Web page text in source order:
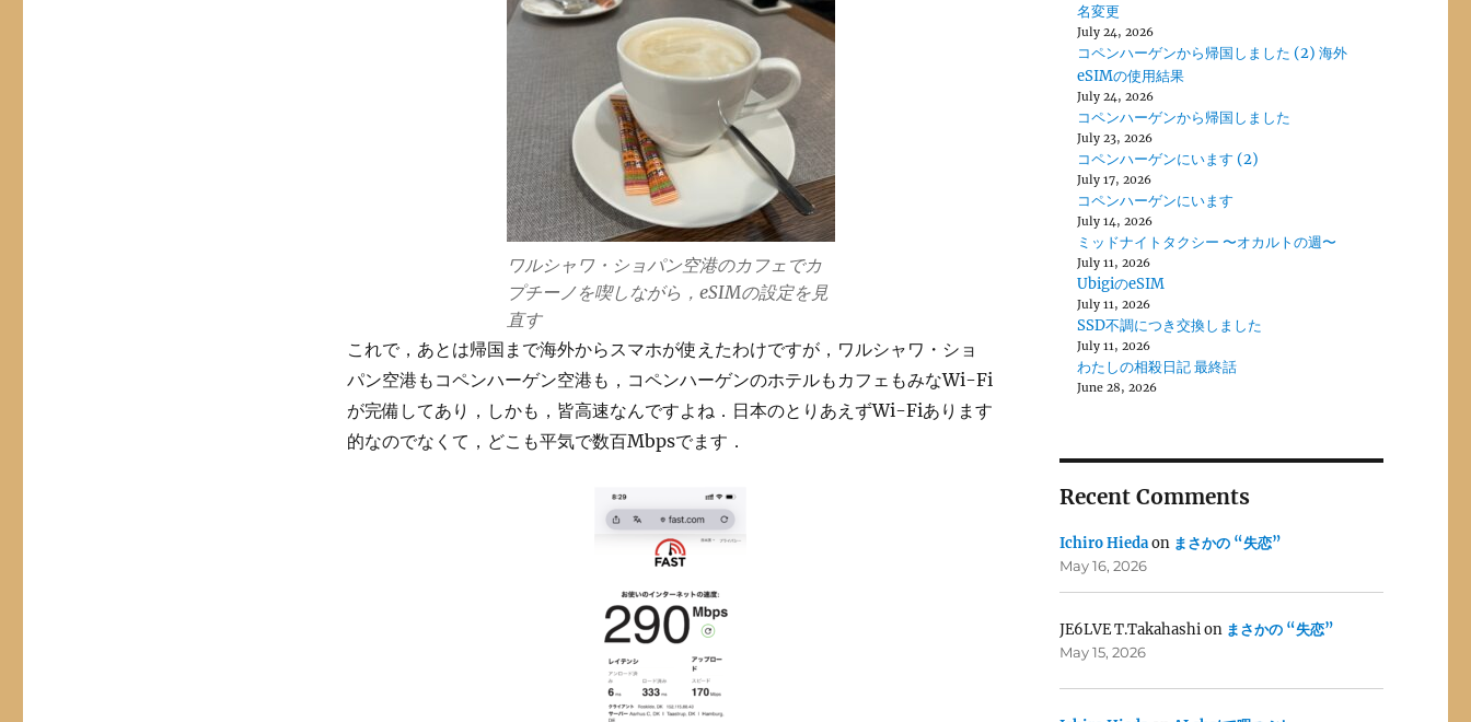
ワルシャワ・ショパン空港のカフェでカ
プチーノを喫しながら，eSIMの設定を見
直す
これで，あとは帰国まで海外からスマホが使えたわけですが，ワルシャワ・ショ
パン空港もコペンハーゲン空港も，コペンハーゲンのホテルもカフェもみなWi-Fi
が完備してあり，しかも，皆高速なんですよね．日本のとりあえずWi-Fiあります
的なのでなくて，どこも平気で数百Mbpsでます．
名変更
July 24, 2026
コペンハーゲンから帰国しました (2) 海外
eSIMの使用結果
July 24, 2026
コペンハーゲンから帰国しました
July 23, 2026
コペンハーゲンにいます (2)
July 17, 2026
コペンハーゲンにいます
July 14, 2026
ミッドナイトタクシー 〜オカルトの週〜
July 11, 2026
UbigiのeSIM
July 11, 2026
SSD不調につき交換しました
July 11, 2026
わたしの相殺日記 最終話
June 28, 2026
Recent Comments
Ichiro Hiedaon まさかの “失恋”
May 16, 2026
JE6LVE T.Takahashion まさかの “失恋”
May 15, 2026